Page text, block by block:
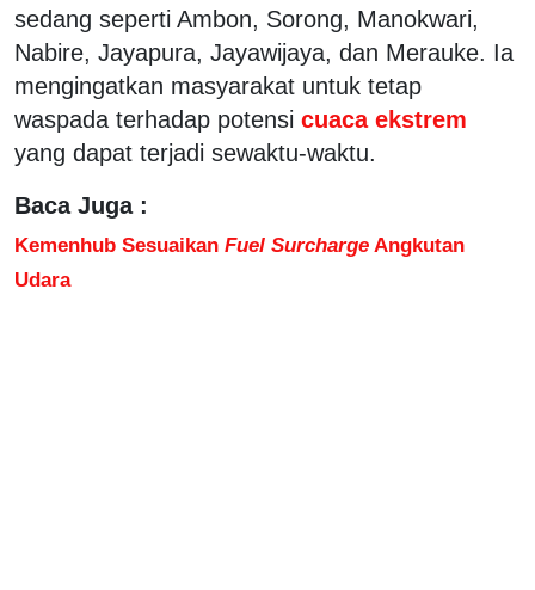
sedang seperti Ambon, Sorong, Manokwari,
Nabire, Jayapura, Jayawijaya, dan Merauke. Ia
mengingatkan masyarakat untuk tetap
waspada terhadap potensi cuaca ekstrem
yang dapat terjadi sewaktu-waktu.
Baca Juga :
Kemenhub Sesuaikan Fuel Surcharge Angkutan
Udara